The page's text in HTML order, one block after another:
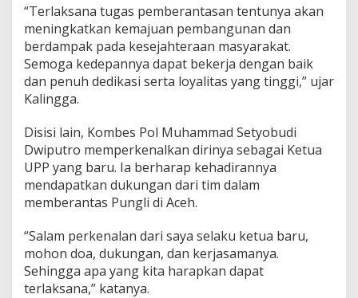
“Terlaksana tugas pemberantasan tentunya akan
meningkatkan kemajuan pembangunan dan
berdampak pada kesejahteraan masyarakat.
Semoga kedepannya dapat bekerja dengan baik
dan penuh dedikasi serta loyalitas yang tinggi,” ujar
Kalingga.
Disisi lain, Kombes Pol Muhammad Setyobudi
Dwiputro memperkenalkan dirinya sebagai Ketua
UPP yang baru. Ia berharap kehadirannya
mendapatkan dukungan dari tim dalam
memberantas Pungli di Aceh.
“Salam perkenalan dari saya selaku ketua baru,
mohon doa, dukungan, dan kerjasamanya.
Sehingga apa yang kita harapkan dapat
terlaksana,” katanya.